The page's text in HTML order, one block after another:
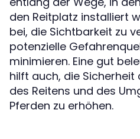
den Reitplatz installiert
bei, die Sichtbarkeit zu
potenzielle
minimieren. Eine gut
hilft auch, die Sicherheit
des Reitens und des
Pferden zu erhöhen.